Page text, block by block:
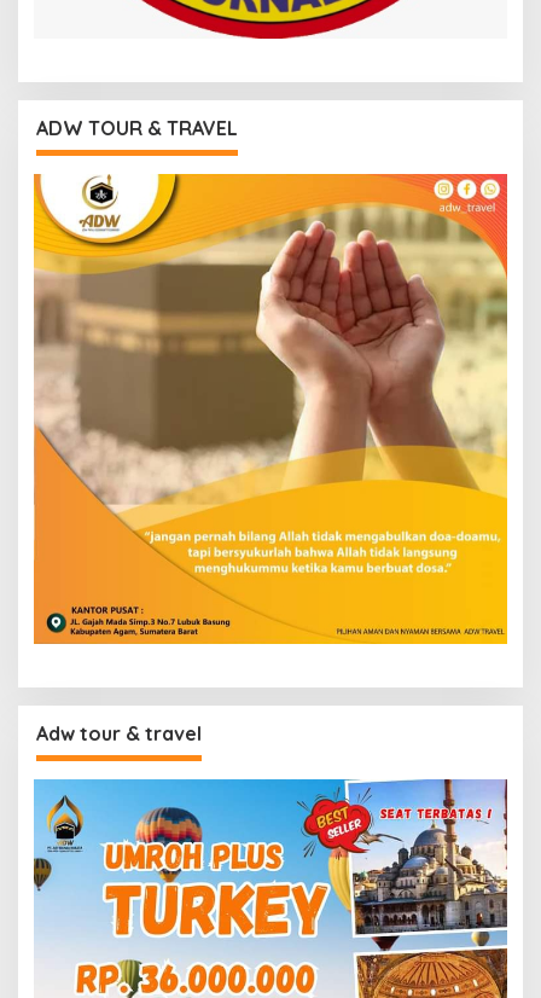
ADW TOUR & TRAVEL
Adw tour & travel